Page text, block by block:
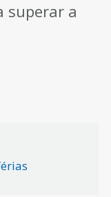
superar a